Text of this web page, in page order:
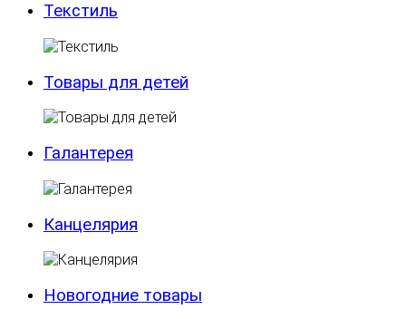
Текстиль
Товары для детей
Галантерея
Канцелярия
Новогодние товары